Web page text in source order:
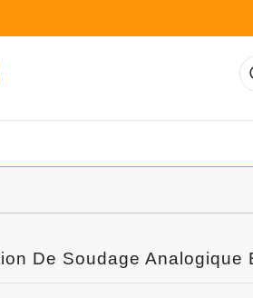
De Soudage Analogique